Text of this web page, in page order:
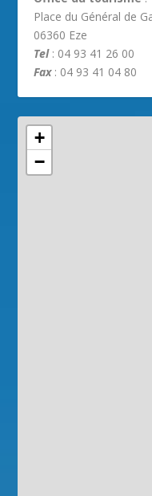
Place du Général de
06360 Eze
Tel: 04 93 41 26 00
Fax: 04 93 41 04 80
+
−